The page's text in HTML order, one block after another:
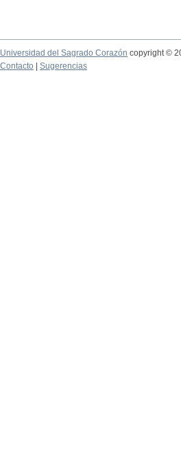
Universidad del Sagrado Corazón copyright ©
Contacto
Sugerencias